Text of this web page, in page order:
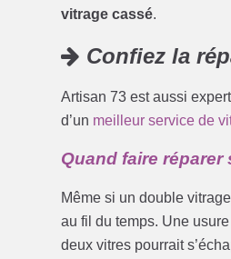
vitrage cassé.
Confiez la
Artisan 73 est aussi
d’un meilleur service de
Quand faire réparer
Même si un double
au fil du temps. Une
deux vitres pourrait